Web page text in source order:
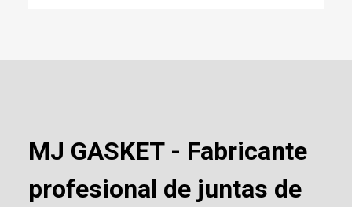
MJ GASKET - Fabricante
profesional de juntas de